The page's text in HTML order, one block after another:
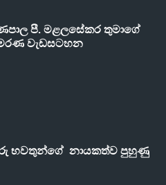
පී. මළලසේකර තුමාගේ
වැඩසටහන
භවතුන්ගේ නායකත්ව පුහුණු